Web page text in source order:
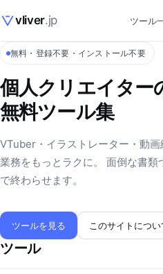
vliver.jp ツール
無料・登録不要・インストール不要
個人クリエイター
無料ツール集
VTuber・イラストレーター・動
業務をもっとラクに。 面倒な書
で終わらせます。
ツールを見る このサイトについ
ツール